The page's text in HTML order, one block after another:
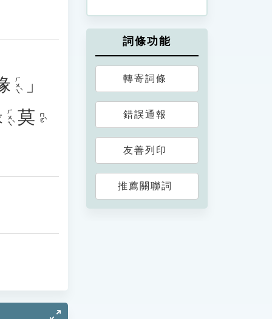
ㄏㄨㄟˋ
」
ㄏㄨㄟˋ 莫 ㄇㄛˋ
詞條功能
轉寄詞條
錯誤通報
友善列印
推薦關聯詞